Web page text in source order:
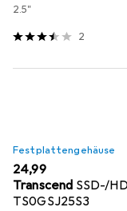
2.5"
2
Festplattengehäuse
EUR
24,99
Transcend SSD-/
TS0GSJ25S3